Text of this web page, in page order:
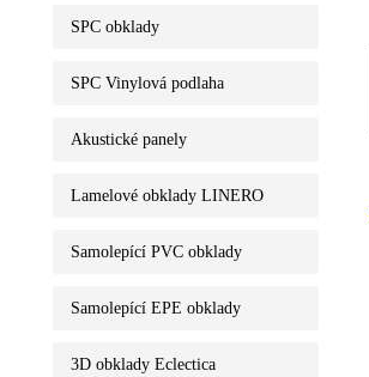
SPC obklady
SPC Vinylová podlaha
Akustické panely
Lamelové obklady LINERO
Samolepící PVC obklady
Samolepící EPE obklady
3D obklady Eclectica